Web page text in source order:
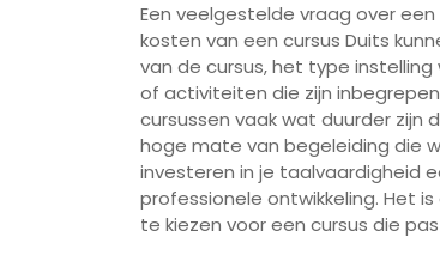
Een veelgestelde vraag over een
kosten van een cursus Duits
van de cursus, het type
of activiteiten die zijn
cursussen vaak wat duurder zijn
hoge mate van begeleiding die
investeren in je taalvaardigheid
professionele ontwikkeling. Het
te kiezen voor een cursus die